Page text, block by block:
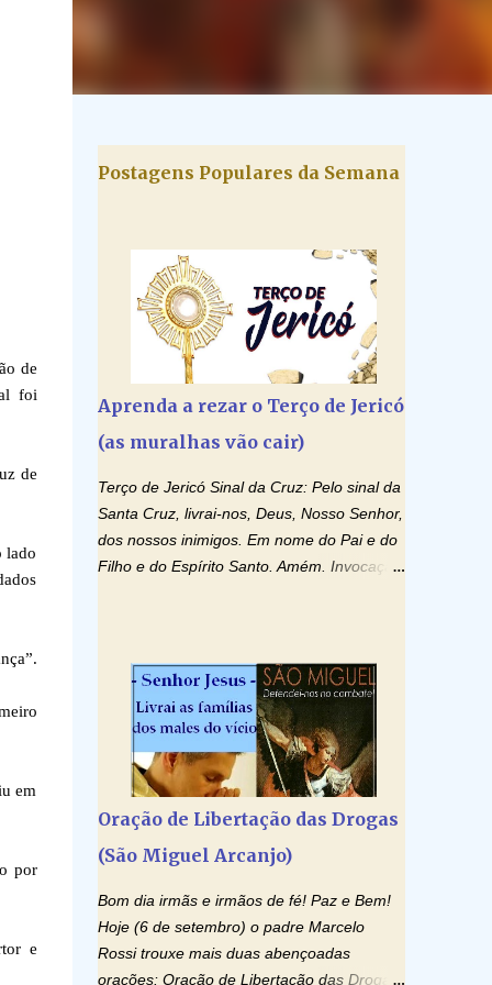
de
foi
de
lado
em
por
e
Postagens Populares da Semana
Aprenda a rezar o Terço de Jericó
(as muralhas vão cair)
Terço de Jericó Sinal da Cruz: Pelo sinal da
Santa Cruz, livrai-nos, Deus, Nosso Senhor,
dos nossos inimigos. Em nome do Pai e do
Filho e do Espírito Santo. Amém. Invocação
o vosso Espírito e tudo será criado. E
renovareis a face da terra. Oremos: Ó
Deus, que instruístes os corações dos
vossos fiéis com a luz do Espírito Santo,
fazei que apreciemos retamente todas as
gozemos sempre da sua consolação. Por
Cristo, Senhor Nosso. Amém. Creio: Creio
céu e da terra; e em Jesus Cristo, seu único
Filho, nosso Senhor; que foi concebido pelo
poder do Espí­rito Santo; nasceu da Virgem
Oração de Libertação das Drogas
(São Miguel Arcanjo)
Bom dia irmãs e irmãos de fé! Paz e Bem!
Hoje (6 de setembro) o padre Marcelo
Rossi trouxe mais duas abençoadas
orações: Oração de Libertação das Drogas